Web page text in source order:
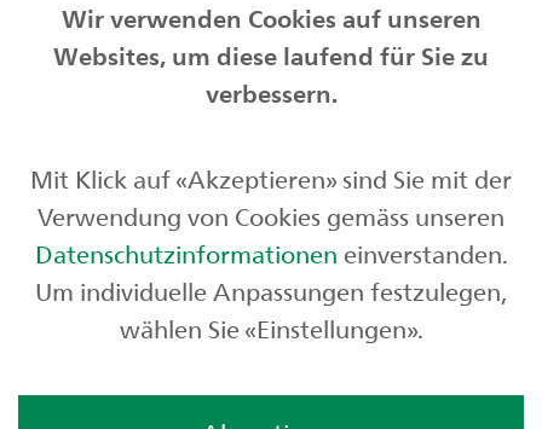
Privatkunden
Börse und Märkte
Über uns
Wir verwenden Cookies auf unseren
Websites, um diese laufend für Sie zu
verbessern.
Mit Klick auf «Akzeptieren» sind Sie mit der
Verwendung von Cookies gemäss unseren
Datenschutzinformationen einverstanden.
Um individuelle Anpassungen festzulegen,
wählen Sie «Einstellungen».